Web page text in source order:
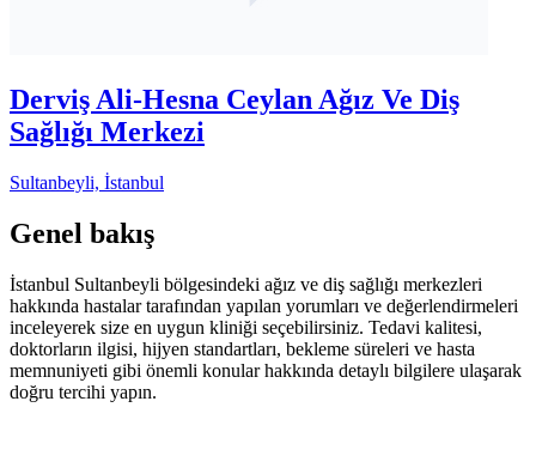
Derviş Ali-Hesna Ceylan Ağız Ve Diş
Sağlığı Merkezi
Sultanbeyli, İstanbul
Genel bakış
İstanbul Sultanbeyli bölgesindeki ağız ve diş sağlığı merkezleri
hakkında hastalar tarafından yapılan yorumları ve değerlendirmeleri
inceleyerek size en uygun kliniği seçebilirsiniz. Tedavi kalitesi,
doktorların ilgisi, hijyen standartları, bekleme süreleri ve hasta
memnuniyeti gibi önemli konular hakkında detaylı bilgilere ulaşarak
doğru tercihi yapın.